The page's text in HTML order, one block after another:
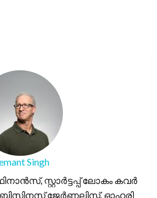
Singh
സ്റ്റാർട്ടപ്പ് ലോകം കവർ
ജേർണലിസ്റ്റ്. ഓഹരി